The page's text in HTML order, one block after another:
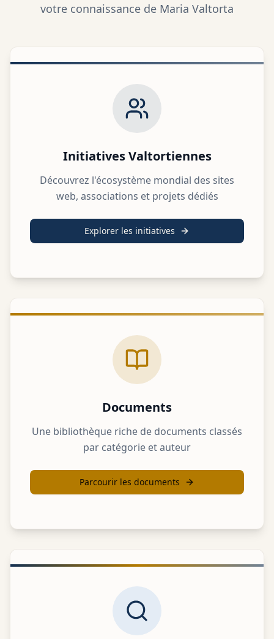
votre connaissance de Maria Valtorta
Initiatives Valtortiennes
Découvrez l'écosystème mondial des sites
web, associations et projets dédiés
Explorer les initiatives
Documents
Une bibliothèque riche de documents classés
par catégorie et auteur
Parcourir les documents